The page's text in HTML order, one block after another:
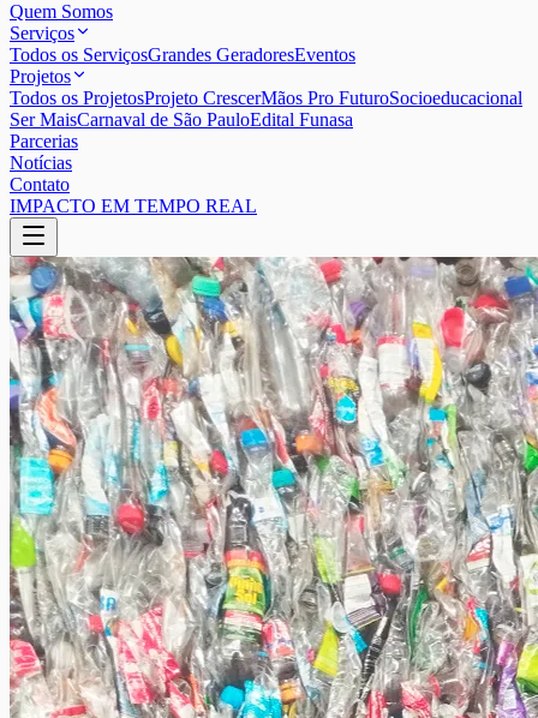
Quem Somos
Serviços
Todos os ServiçosGrandes GeradoresEventos
Projetos
Todos os ProjetosProjeto CrescerMãos Pro FuturoSocioeducacional
Ser MaisCarnaval de São PauloEdital Funasa
Parcerias
Notícias
Contato
IMPACTO EM TEMPO REAL